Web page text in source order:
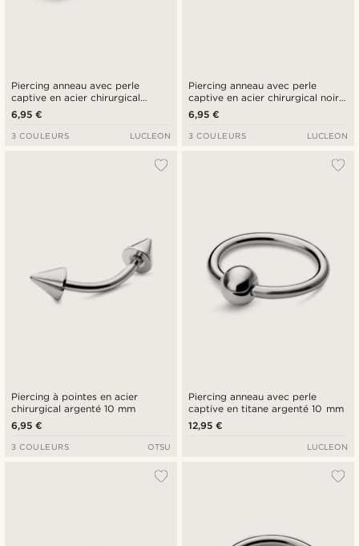
Piercing anneau avec perle
captive en acier chirurgical
couleur or 10 mm
6,95 €
3 COULEURS LUCLEON
Piercing anneau avec perle
captive en acier chirurgical noir
8 mm
6,95 €
3 COULEURS LUCLEON
Piercing à pointes en acier
chirurgical argenté 10 mm
6,95 €
3 COULEURS OTSU
Piercing anneau avec perle
captive en titane argenté 10 mm
12,95 €
LUCLEON